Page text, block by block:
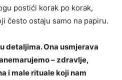
postići korak po korak,
često ostaju samo na papiru.
detaljima. Ona usmjerava
– zdravlje,
i male rituale koji nam